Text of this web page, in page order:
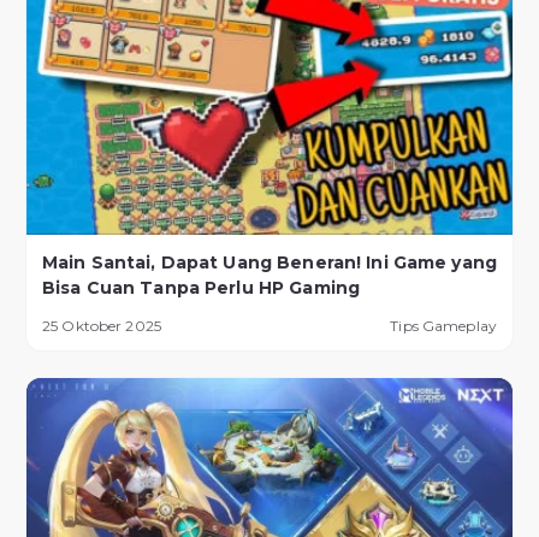
Main Santai, Dapat Uang Beneran! Ini Game yang
Bisa Cuan Tanpa Perlu HP Gaming
25 Oktober 2025 Tips Gameplay